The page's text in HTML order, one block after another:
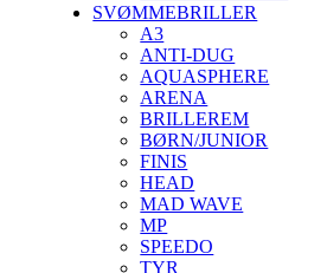
SVØMMEBRILLER
A3
ANTI-DUG
AQUASPHERE
ARENA
BRILLEREM
BØRN/JUNIOR
FINIS
HEAD
MAD WAVE
MP
SPEEDO
TYR